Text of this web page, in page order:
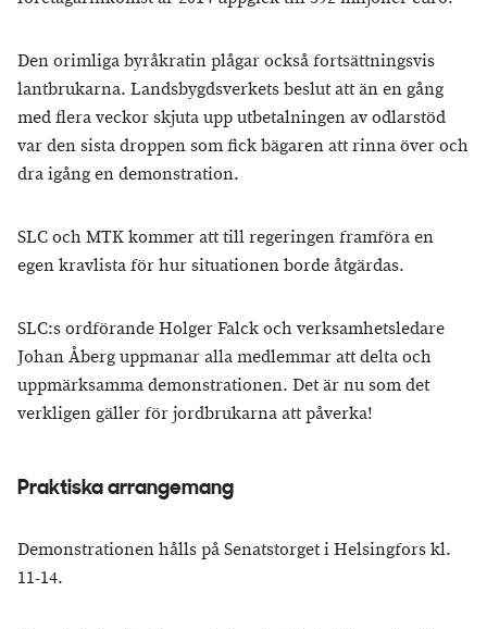
Den orimliga byråkratin plågar också fortsättningsvis
lantbrukarna. Landsbygdsverkets beslut att än en gång
med flera veckor skjuta upp utbetalningen av odlarstöd
var den sista droppen som fick bägaren att rinna över och
dra igång en demonstration.
SLC och MTK kommer att till regeringen framföra en
egen kravlista för hur situationen borde åtgärdas.
SLC:s ordförande Holger Falck och verksamhetsledare
Johan Åberg uppmanar alla medlemmar att delta och
uppmärksamma demonstrationen. Det är nu som det
verkligen gäller för jordbrukarna att påverka!
Praktiska arrangemang
Demonstrationen hålls på Senatstorget i Helsingfors kl.
11-14.